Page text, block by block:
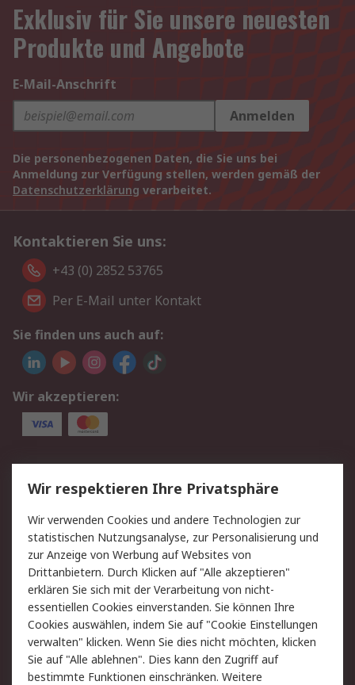
Exklusiv für Sie unsere neuesten
Produkte und Angebote
E-Mail-Anschrift
Anmelden
Die personenbezogenen Daten, die Sie uns bei
Anmeldung zur Verfügung stellen, werden gemäß der
Datenschutzerklärung verarbeitet.
Kontaktieren Sie uns:
+43 (0) 2852 53765
Per E-Mail unter Kontakt
Sie finden uns auch auf:
Wir akzeptieren:
Service
Value Added Services
Lieferlösungen
Rücksendung/Entsorgung Kontakt
Hilfe
Rechtliches
RS Verkaufs- und
Lieferbedingungen
Datenschutz
Cookie-Richtlinie
Zahlungsbedingungen
Impressum
Webseite Konditionen
Wir respektieren Ihre Privatsphäre
Wir verwenden Cookies und andere Technologien zur
statistischen Nutzungsanalyse, zur Personalisierung und
zur Anzeige von Werbung auf Websites von
Drittanbietern. Durch Klicken auf "Alle akzeptieren"
erklären Sie sich mit der Verarbeitung von nicht-
essentiellen Cookies einverstanden. Sie können Ihre
Cookies auswählen, indem Sie auf "Cookie Einstellungen
verwalten" klicken. Wenn Sie dies nicht möchten, klicken
Sie auf "Alle ablehnen". Dies kann den Zugriff auf
bestimmte Funktionen einschränken. Weitere